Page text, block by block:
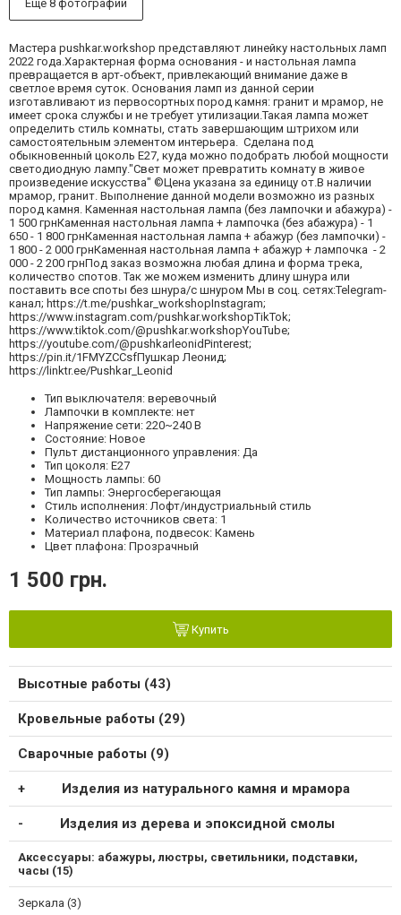
Еще 8 фотографий
Мастера pushkar.workshop представляют линейку настольных ламп
2022 года.Характерная форма основания - и настольная лампа
превращается в арт-объект, привлекающий внимание даже в
светлое время суток. Основания ламп из данной серии
изготавливают из первосортных пород камня: гранит и мрамор, не
имеет срока службы и не требует утилизации.Такая лампа может
определить стиль комнаты, стать завершающим штрихом или
самостоятельным элементом интерьера. Сделана под
обыкновенный цоколь Е27, куда можно подобрать любой мощности
светодиодную лампу."Свет может превратить комнату в живое
произведение искусства" ©Цена указана за единицу от.В наличии
мрамор, гранит. Выполнение данной модели возможно из разных
пород камня. Каменная настольная лампа (без лампочки и абажура) -
1 500 грнКаменная настольная лампа + лампочка (без абажура) - 1
650 - 1 800 грнКаменная настольная лампа + абажур (без лампочки) -
1 800 - 2 000 грнКаменная настольная лампа + абажур + лампочка - 2
000 - 2 200 грнПод заказ возможна любая длина и форма трека,
количество спотов. Так же можем изменить длину шнура или
поставить все споты без шнура/с шнуром Мы в соц. сетях:Telegram-
канал; https://t.me/pushkar_workshopInstagram;
https://www.instagram.com/pushkar.workshopTikTok;
https://www.tiktok.com/@pushkar.workshopYouTube;
https://youtube.com/@pushkarleonidPinterest;
https://pin.it/1FMYZCCsfПушкар Леонид;
https://linktr.ee/Pushkar_Leonid
Тип выключателя: веревочный
Лампочки в комплекте: нет
Напряжение сети: 220~240 В
Состояние: Новое
Пульт дистанционного управления: Да
Тип цоколя: E27
Мощность лампы: 60
Тип лампы: Энергосберегающая
Стиль исполнения: Лофт/индустриальный стиль
Количество источников света: 1
Материал плафона, подвесок: Камень
Цвет плафона: Прозрачный
1 500 грн.
Купить
Высотные работы (43)
Кровельные работы (29)
Сварочные работы (9)
Изделия из натурального камня и мрамора
Изделия из дерева и эпоксидной смолы
Аксессуары: абажуры, люстры, светильники, подставки,
часы (15)
Зеркала (3)